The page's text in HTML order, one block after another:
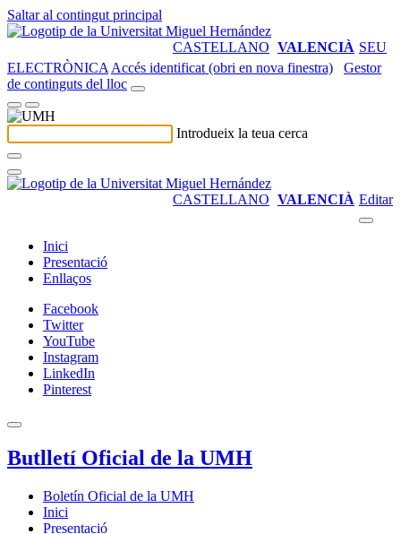
Saltar al contingut principal
CASTELLANO VALENCIÀ SEU
ELECTRÒNICA Accés identificat (obri en nova finestra)
Gestor
de continguts del lloc
Introdueix la teua cerca
CASTELLANO VALENCIÀ Editar
Inici
Presentació
Enllaços
Facebook
Twitter
YouTube
Instagram
LinkedIn
Pinterest
Butlletí Oficial de la UMH
Boletín Oficial de la UMH
Inici
Presentació